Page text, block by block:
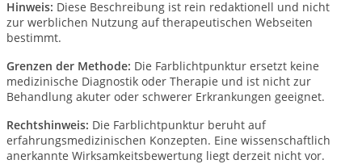
Hinweis: Diese Beschreibung ist rein redaktionell und nicht
zur werblichen Nutzung auf therapeutischen Webseiten
bestimmt.
Grenzen der Methode: Die Farblichtpunktur ersetzt keine
medizinische Diagnostik oder Therapie und ist nicht zur
Behandlung akuter oder schwerer Erkrankungen geeignet.
Rechtshinweis: Die Farblichtpunktur beruht auf
erfahrungsmedizinischen Konzepten. Eine wissenschaftlich
anerkannte Wirksamkeitsbewertung liegt derzeit nicht vor.